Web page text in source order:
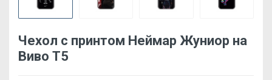
Чехол с принтом Неймар Жуниор на
Виво Т5